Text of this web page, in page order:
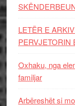
LETËR E
PERVJETORIN
Oxhaku, nga
familjar
Arbëreshët si